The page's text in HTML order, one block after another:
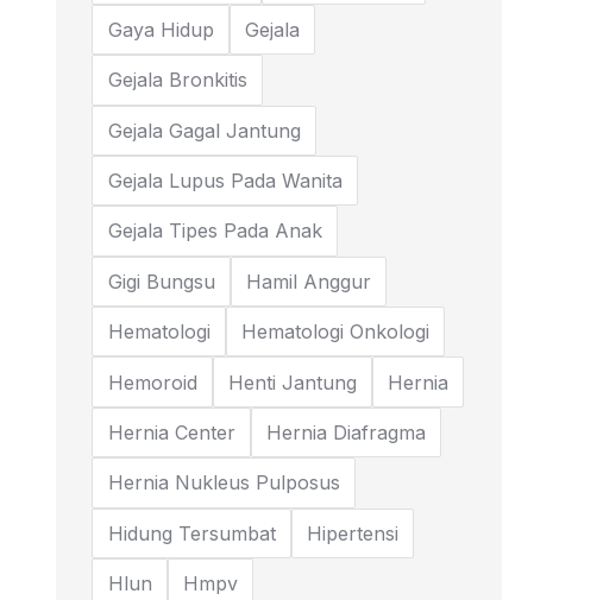
Gaya Hidup Gejala
Gejala Bronkitis
Gejala Gagal Jantung
Gejala Lupus Pada Wanita
Gejala Tipes Pada Anak
Gigi Bungsu Hamil Anggur
Hematologi Hematologi Onkologi
Hemoroid Henti Jantung Hernia
Hernia Center Hernia Diafragma
Hernia Nukleus Pulposus
Hidung Tersumbat Hipertensi
Hlun Hmpv